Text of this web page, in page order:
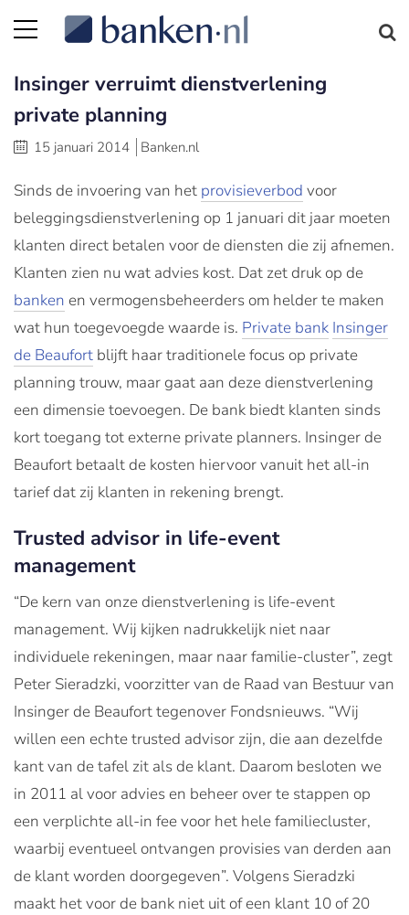
Insinger verruimt dienstverlening
private planning
15 januari 2014 Banken.nl
Sinds de invoering van het provisieverbod voor
beleggingsdienstverlening op 1 januari dit jaar moeten
klanten direct betalen voor de diensten die zij afnemen.
Klanten zien nu wat advies kost. Dat zet druk op de
banken en vermogensbeheerders om helder te maken
wat hun toegevoegde waarde is. Private bank Insinger
de Beaufort blijft haar traditionele focus op private
planning trouw, maar gaat aan deze dienstverlening
een dimensie toevoegen. De bank biedt klanten sinds
kort toegang tot externe private planners. Insinger de
Beaufort betaalt de kosten hiervoor vanuit het all-in
tarief dat zij klanten in rekening brengt.
Trusted advisor in life-event
management
“De kern van onze dienstverlening is life-event
management. Wij kijken nadrukkelijk niet naar
individuele rekeningen, maar naar familie-cluster”, zegt
Peter Sieradzki, voorzitter van de Raad van Bestuur van
Insinger de Beaufort tegenover Fondsnieuws. “Wij
willen een echte trusted advisor zijn, die aan dezelfde
kant van de tafel zit als de klant. Daarom besloten we
in 2011 al voor advies en beheer over te stappen op
een verplichte all-in fee voor het hele familiecluster,
waarbij eventueel ontvangen provisies van derden aan
de klant worden doorgegeven”. Volgens Sieradzki
maakt het voor de bank niet uit of een klant 10 of 20